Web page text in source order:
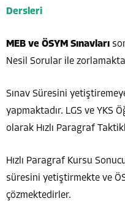
Dersleri
MEB ve ÖSYM Sınavları
Nesil Sorular ile
Sınav Süresini
yapmaktadır. LGS ve YKS
olarak Hızlı Paragraf
Hızlı Paragraf Kursu
süresini yetiştirmekte ve
çözmektedirler.